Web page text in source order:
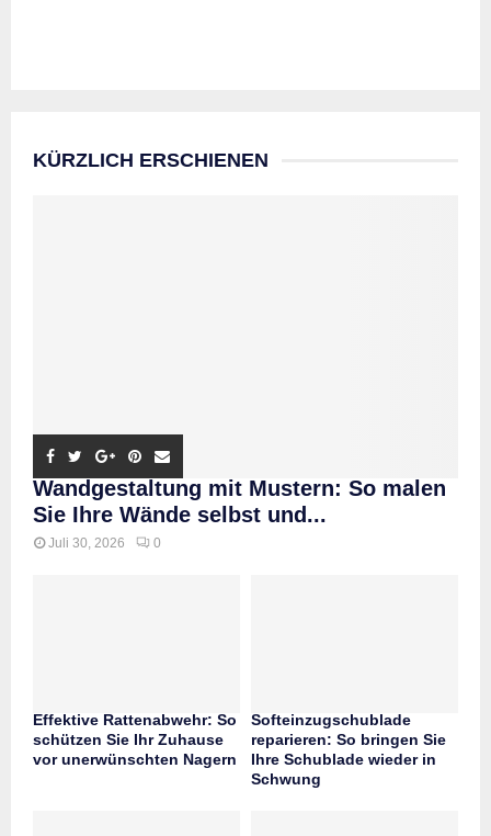
KÜRZLICH ERSCHIENEN
Wandgestaltung mit Mustern: So malen
Sie Ihre Wände selbst und...
Juli 30, 2026 0
Effektive Rattenabwehr: So
schützen Sie Ihr Zuhause
vor unerwünschten Nagern
Softeinzugschublade
reparieren: So bringen Sie
Ihre Schublade wieder in
Schwung